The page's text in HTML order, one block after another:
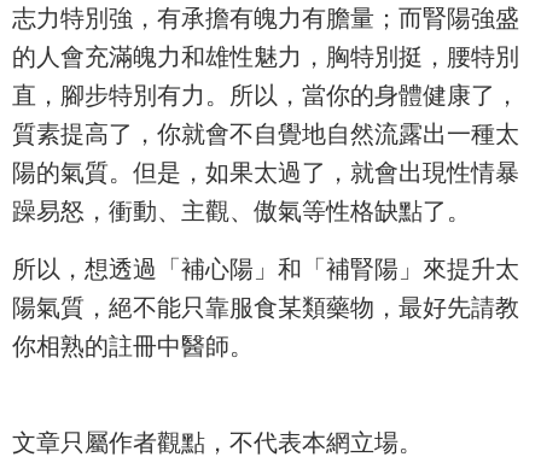
志力特別強，有承擔有魄力有膽量；而腎陽強盛
的人會充滿魄力和雄性魅力，胸特別挺，腰特別
直，腳步特別有力。所以，當你的身體健康了，
質素提高了，你就會不自覺地自然流露出一種太
陽的氣質。但是，如果太過了，就會出現性情暴
躁易怒，衝動、主觀、傲氣等性格缺點了。
所以，想透過「補心陽」和「補腎陽」來提升太
陽氣質，絕不能只靠服食某類藥物，最好先請教
你相熟的註冊中醫師。
文章只屬作者觀點，不代表本網立場。